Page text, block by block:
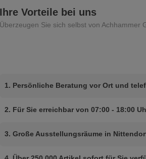
Ihre Vorteile bei uns
Überzeugen Sie sich selbst von Achhammer
1. Persönliche Beratung vor Ort und
2. Für Sie erreichbar von 07:00 - 18:00
3. Große Ausstellungsräume in